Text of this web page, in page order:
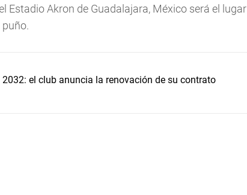
Estadio Akron de Guadalajara, México será el lugar
el club anuncia la renovación de su contrato